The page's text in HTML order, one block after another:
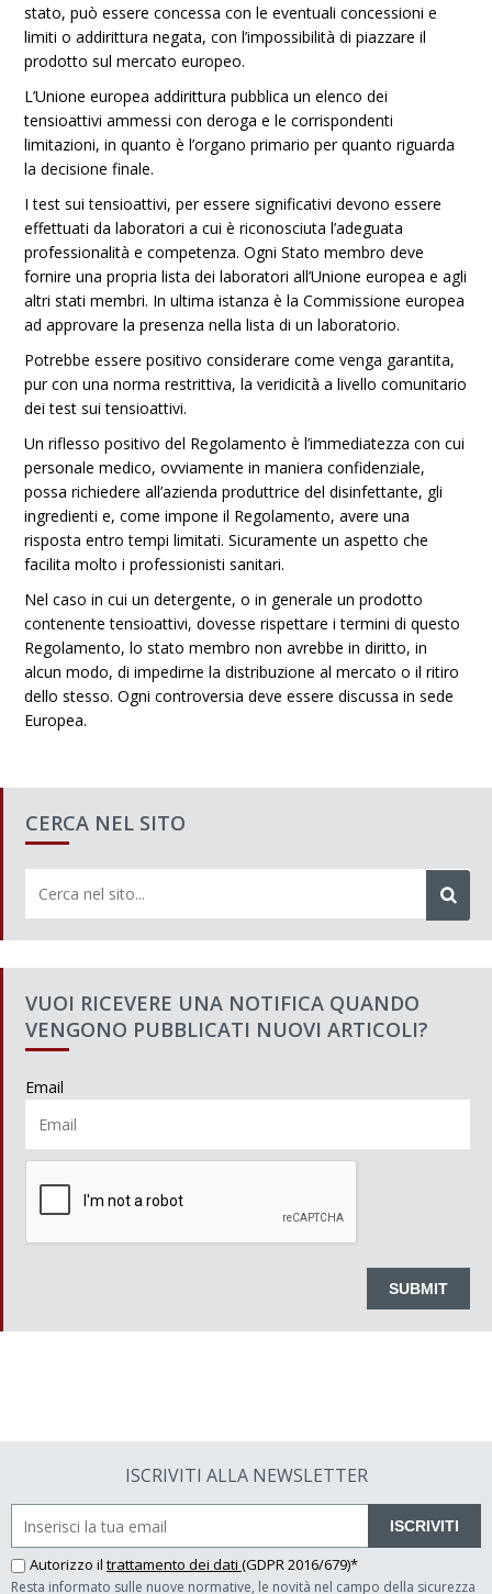
stato, può essere concessa con le eventuali concessioni e
limiti o addirittura negata, con l’impossibilità di piazzare il
prodotto sul mercato europeo.
L’Unione europea addirittura pubblica un elenco dei
tensioattivi ammessi con deroga e le corrispondenti
limitazioni, in quanto è l’organo primario per quanto riguarda
la decisione finale.
I test sui tensioattivi, per essere significativi devono essere
effettuati da laboratori a cui è riconosciuta l’adeguata
professionalità e competenza. Ogni Stato membro deve
fornire una propria lista dei laboratori all’Unione europea e agli
altri stati membri. In ultima istanza è la Commissione europea
ad approvare la presenza nella lista di un laboratorio.
Potrebbe essere positivo considerare come venga garantita,
pur con una norma restrittiva, la veridicità a livello comunitario
dei test sui tensioattivi.
Un riflesso positivo del Regolamento è l’immediatezza con cui
personale medico, ovviamente in maniera confidenziale,
possa richiedere all’azienda produttrice del disinfettante, gli
ingredienti e, come impone il Regolamento, avere una
risposta entro tempi limitati. Sicuramente un aspetto che
facilita molto i professionisti sanitari.
Nel caso in cui un detergente, o in generale un prodotto
contenente tensioattivi, dovesse rispettare i termini di questo
Regolamento, lo stato membro non avrebbe in diritto, in
alcun modo, di impedirne la distribuzione al mercato o il ritiro
dello stesso. Ogni controversia deve essere discussa in sede
Europea.
CERCA NEL SITO
VUOI RICEVERE UNA NOTIFICA QUANDO
VENGONO PUBBLICATI NUOVI ARTICOLI?
Email
ISCRIVITI ALLA NEWSLETTER
ISCRIVITI
Autorizzo il trattamento dei dati (GDPR 2016/679)*
Resta informato sulle nuove normative, le novità nel campo della sicurezza